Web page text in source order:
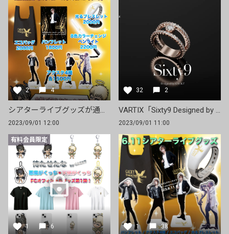
2 4
シアターライブグッズが通販で買える！【9月18日12時まで】
2023/09/01 12:00
32 2
VARTIX「Sixty9 Designed by GACKT」の一般受注販売が開始！
2023/09/01 11:00
有料会員限定
1 6 1 38